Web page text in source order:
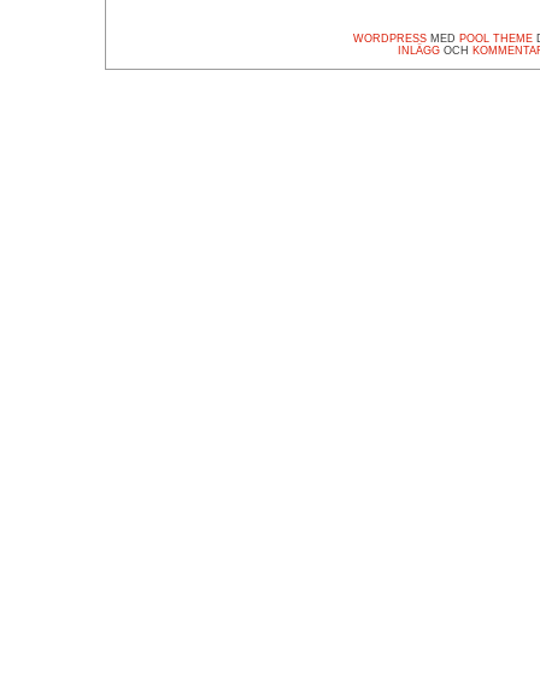
WORDPRESSMED POOL THEME
INLÄGGOCH